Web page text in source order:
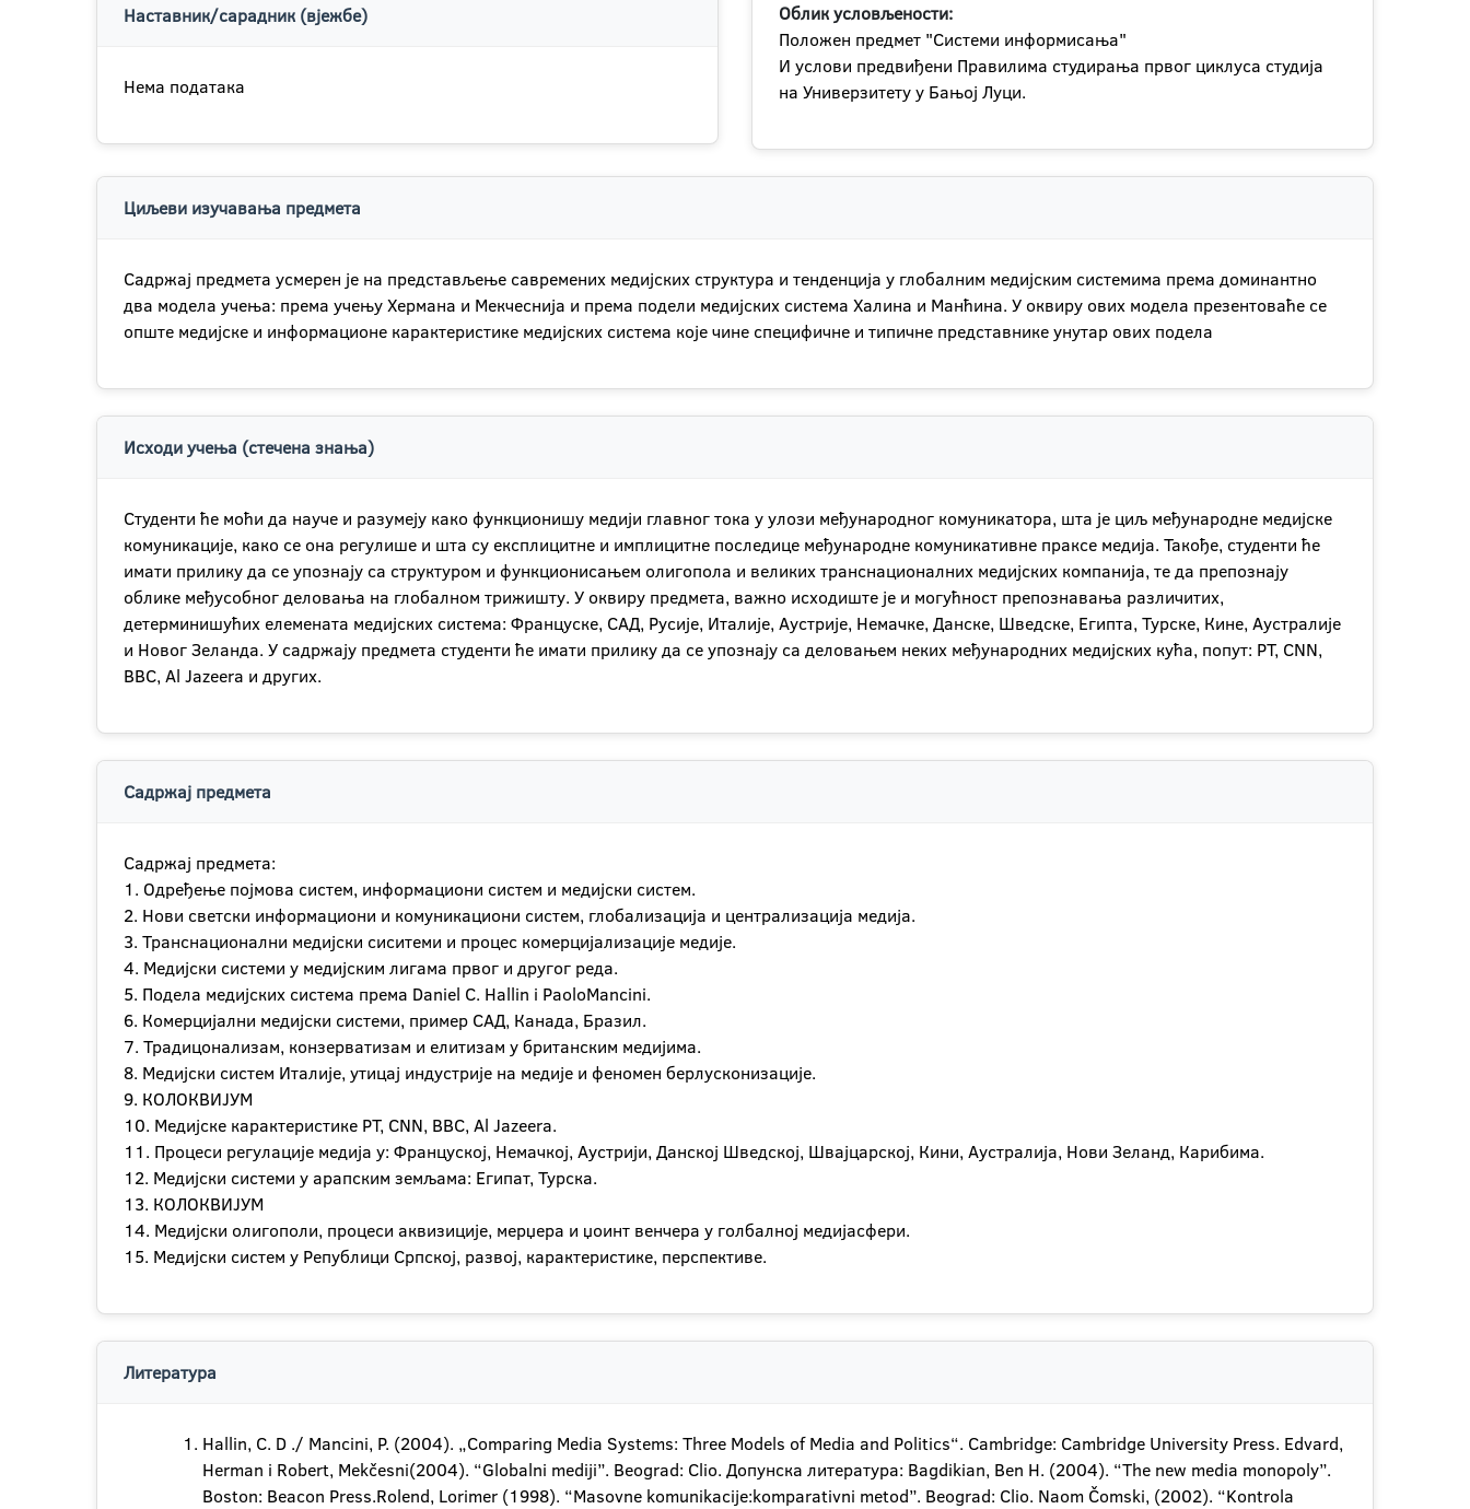
Наставник/сарадник (вјежбе)
Нема података
Облик условљености:
Положен предмет "Системи информисања"
И услови предвиђени Правилима студирања првог циклуса студија
на Универзитету у Бањој Луци.
Циљеви изучавања предмета
Садржај предмета усмерен је на представљење савремених медијских структура и тенденција у глобалним медијским системима према доминантно
два модела учења: према учењу Хермана и Мекчеснија и према подели медијских система Халина и Манћина. У оквиру ових модела презентоваће се
опште медијске и информационе карактеристике медијских система које чине специфичне и типичне представнике унутар ових подела
Исходи учења (стечена знања)
Студенти ће моћи да науче и разумеју како функционишу медији главног тока у улози међународног комуникатора, шта је циљ међународне медијске
комуникације, како се она регулише и шта су експлицитне и имплицитне последице међународне комуникативне праксе медија. Такође, студенти ће
имати прилику да се упознају са структуром и функционисањем олигопола и великих транснационалних медијских компанија, те да препознају
облике међусобног деловања на глобалном трижишту. У оквиру предмета, важно исходиште је и могућност препознавања различитих,
детерминишућих елемената медијских система: Француске, САД, Русије, Италије, Аустрије, Немачке, Данске, Шведске, Египта, Турске, Кине, Аустралије
и Новог Зеланда. У садржају предмета студенти ће имати прилику да се упознају са деловањем неких међународних медијских кућа, попут: РТ, CNN,
BBC, Al Jazeera и других.
Садржај предмета
Садржај предмета:
1. Одређење појмoва систем, информациони систем и медијски систем.
2. Нови светски информациони и комуникациони систем, глобализација и централизација медија.
3. Транснационални медијски сиситеми и процес комерцијализације медије.
4. Медијски системи у медијским лигама првог и другог реда.
5. Подела медијских система према Daniel C. Hallin i PaoloMancini.
6. Комерцијални медијски системи, пример САД, Канада, Бразил.
7. Традицонализам, конзерватизам и елитизам у британским медијима.
8. Медијски систем Италије, утицај индустрије на медије и феномен берлусконизације.
9. КОЛОКВИЈУМ
10. Медијске карактеристике РТ, CNN, BBC, Al Jazeera.
11. Процеси регулације медија у: Француској, Немачкој, Аустрији, Данској Шведској, Швајцарској, Кини, Аустралија, Нови Зеланд, Карибима.
12. Медијски системи у арапским земљама: Египат, Турска.
13. КОЛОКВИЈУМ
14. Медијски олигополи, процеси аквизиције, мерџера и џоинт венчера у голбалној медијасфери.
15. Медијски систем у Републици Српској, развој, карактеристике, перспективе.
Литература
Hallin, C. D ./ Mancini, P. (2004). „Comparing Media Systems: Three Models of Media and Politics“. Cambridge: Cambridge University Press. Edvard,
Herman i Robert, Mekčesni(2004). “Globalni mediji”. Beograd: Clio. Допунска литература: Bagdikian, Ben H. (2004). “The new media monopoly”.
Boston: Beacon Press.Rolend, Lorimer (1998). “Masovne komunikacije:komparativni metod”. Beograd: Clio. Naom Čomski, (2002). “Kontrola